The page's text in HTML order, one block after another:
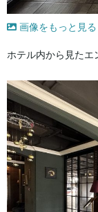
画像をもっと見る
ホテル内から見たエ